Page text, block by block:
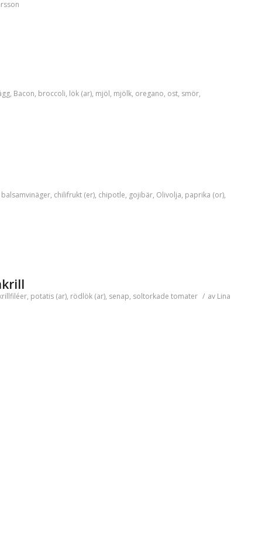
, Bacon, broccoli, lök (ar), mjöl, mjölk, oregano, ost, smör,
balsamvinäger, chilifrukt (er), chipotle, gojibär, Olivolja, paprika (or),
, potatis (ar), rödlök (ar), senap, soltorkade tomater / av Lina